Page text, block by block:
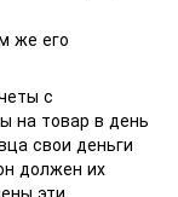
же его
с
на товар в день
свои деньги
должен их
эти